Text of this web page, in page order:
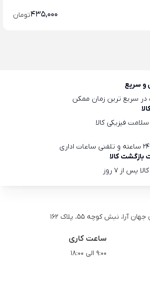
435,000تومان
و سریع
در سریع ترین زمان ممکن
فیزیکی کالا
کالا
از 7 روز
نبش کوچه 55، پلاک 162
ساعت کاری
9:00 الی 18:00